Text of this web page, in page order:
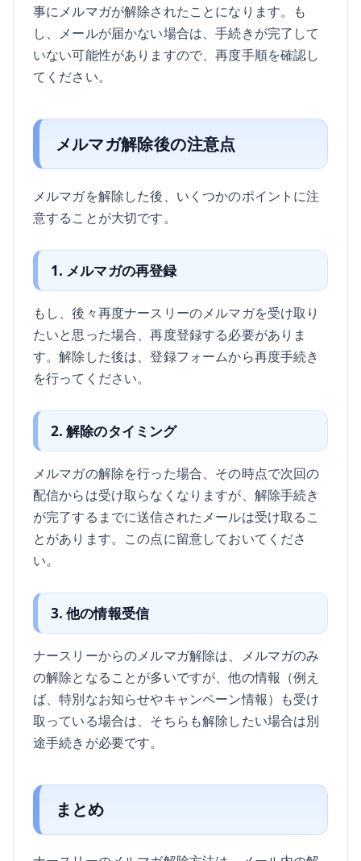
事にメルマガが解除されたことになります。も
し、メールが届かない場合は、手続きが完了して
いない可能性がありますので、再度手順を確認し
てください。
メルマガ解除後の注意点
メルマガを解除した後、いくつかのポイントに注
意することが大切です。
1. メルマガの再登録
もし、後々再度ナースリーのメルマガを受け取り
たいと思った場合、再度登録する必要がありま
す。解除した後は、登録フォームから再度手続き
を行ってください。
2. 解除のタイミング
メルマガの解除を行った場合、その時点で次回の
配信からは受け取らなくなりますが、解除手続き
が完了するまでに送信されたメールは受け取るこ
とがあります。この点に留意しておいてくださ
い。
3. 他の情報受信
ナースリーからのメルマガ解除は、メルマガのみ
の解除となることが多いですが、他の情報（例え
ば、特別なお知らせやキャンペーン情報）も受け
取っている場合は、そちらも解除したい場合は別
途手続きが必要です。
まとめ